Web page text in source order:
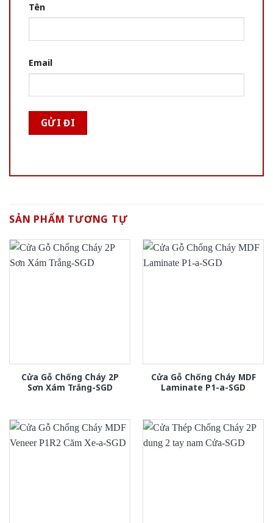
Tên
Email
SẢN PHẨM TƯƠNG TỰ
Cửa Gỗ Chống Cháy 2P
Sơn Xám Trắng-SGD
Cửa Gỗ Chống Cháy MDF
Laminate P1-a-SGD